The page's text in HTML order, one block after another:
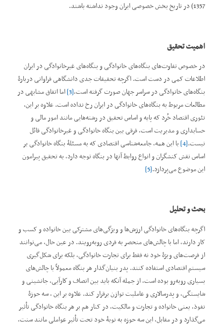
1357) در تاریخ بخش خصوصی ایران وجود نداشته باشند.
اهمیت تحقیق
در خصوص تفاوت‌های بنگاه‌های خانوادگی و بنگاه‌های غیرخانوادگی در ایران
اطلاعات کمی در دست است. اگرچه تحقیقات جدی دانشگاهی فراوانی دربارۀ
بنگاه‌های خانوادگی در سراسر جهان صورت گرفته است،[3] اما اتفاق مشابهی در
مطالعات مربوط به بنگاه‌های خانوادگی در ایران رخ نداده است. علاوه بر این،
تئوری اقتصاد خُرد که پایه و اساس تحقیق در رشته‌هایی مانند امور مالی و
حسابداری و مدیریت است، فرقی بین بنگاه خانوادگی و غیرخانوادگی قائل
نیست.[4] با این همه، جامعه‌شناسی اقتصادی که به مسئلۀ بنگاه خانوادگی بر
اساس نقش کنشگران و انواع روابط آنها در بنگاه توجه دارد، به تحقیق پیرامون
این موضوع می‌پردازد.[5]
بحث و تحلیل
اگرچه بنگاه‌های خانوادگی ارزش‌ها و ویژگی‌های مشترکی بین خانواده و کسب و
کار دارند، اما با چالش‌های منحصر به فردی روبه‌رویند. در عین حال، می‌توانند
از فرصت‌های ویژۀ خود نه فقط برای تجارت خانوادگی، بلکه برای شکل‌گیری
سیستم اقتصادی استفاده کنند. پدر بنیان‌گذار هر بنگاه معمولاً با چالش‌های
بسیاری روبه‌رو بوده است، از جمله آنكه باید بین انصاف و كارآیی، جانشینی و
شایستگی، و پدرسالاری و عاملیت توازن برقرار کند. علاوه بر این ، سه حوزۀ
نفوذ، یعنی خانواده و تجارت و مالکیت، در کنار هم بر هر بنگاه خانوادگی تأثیر
می‌گذارد و در مقابل، این سه حوزه به نوبۀ خود تحت تأثیر عواملی مانند سنت،